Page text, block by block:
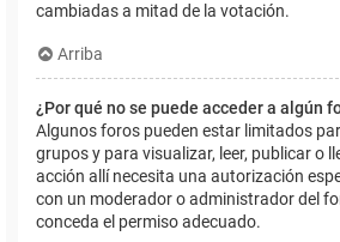
cambiadas a mitad de la votación.
Arriba
¿Por qué no se puede acceder a algún
Algunos foros pueden estar limitados
grupos y para visualizar, leer, publicar o
acción allí necesita una autorización
con un moderador o administrador del
conceda el permiso adecuado.